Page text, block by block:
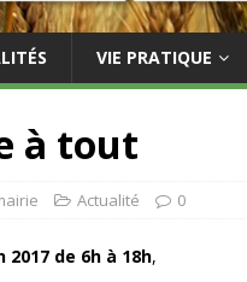
VIE PRATIQUE
à tout
Actualité 0
2017 de 6h à 18h,